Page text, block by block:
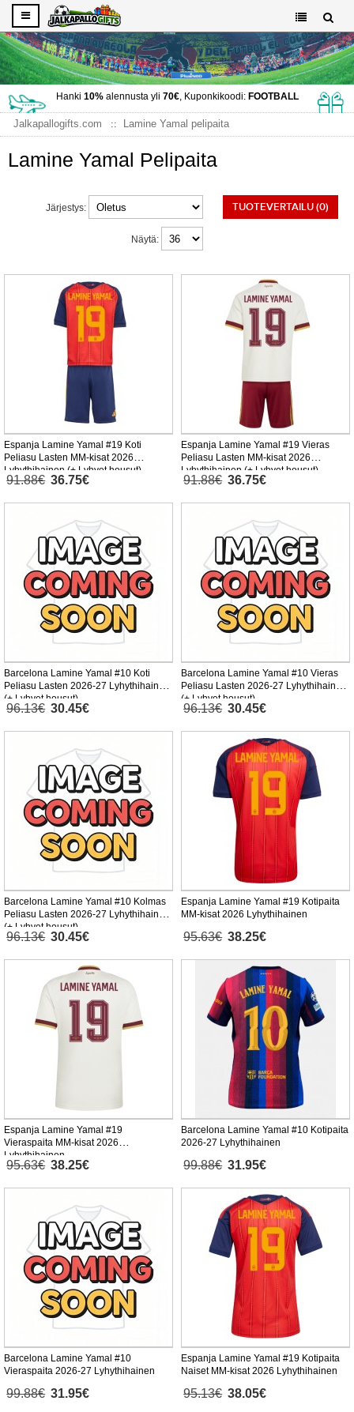
Hanki 10%alennusta yli 70€, Kuponkikoodi: FOOTBALL
Jalkapallogifts.com Lamine Yamal pelipaita
Lamine Yamal Pelipaita
TUOTEVERTAILU (0)
Järjestys:
Näytä:
Espanja Lamine Yamal #19 Koti
Peliasu Lasten MM-kisat 2026
Lyhythihainen (+ Lyhyet housut)
91.88€ 36.75€
Espanja Lamine Yamal #19 Vieras
Peliasu Lasten MM-kisat 2026
Lyhythihainen (+ Lyhyet housut)
91.88€ 36.75€
Barcelona Lamine Yamal #10 Koti
Peliasu Lasten 2026-27 Lyhythihainen
(+ Lyhyet housut)
96.13€ 30.45€
Barcelona Lamine Yamal #10 Vieras
Peliasu Lasten 2026-27 Lyhythihainen
(+ Lyhyet housut)
96.13€ 30.45€
Barcelona Lamine Yamal #10 Kolmas
Peliasu Lasten 2026-27 Lyhythihainen
(+ Lyhyet housut)
96.13€ 30.45€
Espanja Lamine Yamal #19 Kotipaita
MM-kisat 2026 Lyhythihainen
95.63€ 38.25€
Espanja Lamine Yamal #19
Vieraspaita MM-kisat 2026
Lyhythihainen
95.63€ 38.25€
Barcelona Lamine Yamal #10 Kotipaita
2026-27 Lyhythihainen
99.88€ 31.95€
Barcelona Lamine Yamal #10
Vieraspaita 2026-27 Lyhythihainen
99.88€ 31.95€
Espanja Lamine Yamal #19 Kotipaita
Naiset MM-kisat 2026 Lyhythihainen
95.13€ 38.05€